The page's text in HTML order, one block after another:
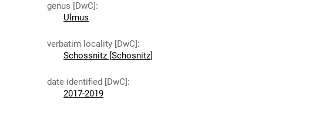
genus [DwC]:
Ulmus
verbatim locality [DwC]:
Schossnitz [Schosnitz]
date identified [DwC]:
2017-2019